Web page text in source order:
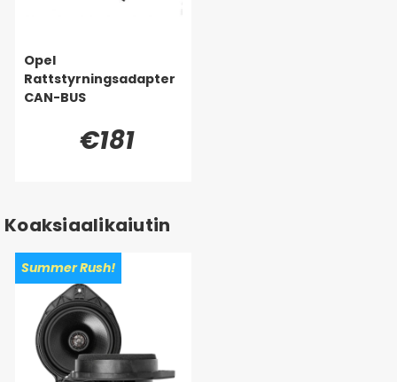
Opel
Rattstyrningsadapter
CAN-BUS
€181
Koaksiaalikaiutin
Summer Rush!